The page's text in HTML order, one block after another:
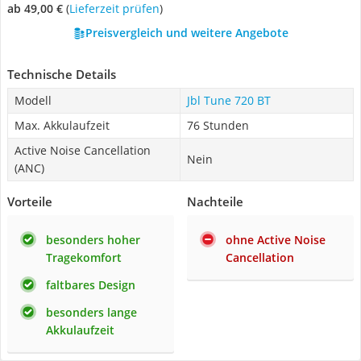
ab 49,00 € (Lieferzeit prüfen)
Preisvergleich und weitere Angebote
Technische Details
Modell
Jbl Tune 720 BT
Max. Akkulaufzeit
76 Stunden
Active Noise Cancellation
(ANC)
Nein
Vorteile
besonders hoher
Tragekomfort
faltbares Design
besonders lange
Akkulaufzeit
Nachteile
ohne Active Noise
Cancellation